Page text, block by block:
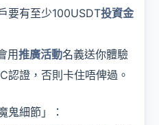
要有至少100USDT投資金
用推廣活動名義送你體驗
認證，否則卡住唔俾過。
鬼細節」：